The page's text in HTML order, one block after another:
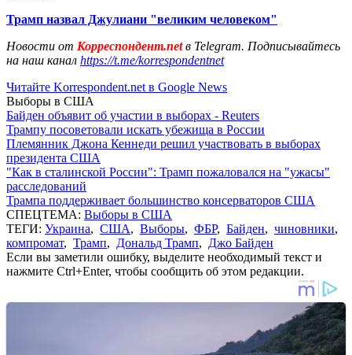
Трамп назвал Джулиани "великим человеком"
Новости от Корреспондент.netв Telegram. Подписывайтесь
на наш канал https://t.me/korrespondentnet
Читайте Korrespondent.net в Google News
Выборы в США
Байден объявит об участии в выборах - Reuters
Трампу посоветовали искать убежища в России
Племянник Джона Кеннеди решил участвовать в выборах
президента США
"Как в сталинской России": Трамп пожаловался на "ужасы"
расследований
Трампа поддерживает большинство консерваторов США
СПЕЦТЕМА: Выборы в США
ТЕГИ: Украина, США, Выборы, ФБР, Байден, чиновники,
компромат, Трамп, Дональд Трамп, Джо Байден
Если вы заметили ошибку, выделите необходимый текст и
нажмите Ctrl+Enter, чтобы сообщить об этом редакции.